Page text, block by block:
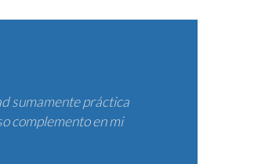
sumamente práctica
complemento en mi